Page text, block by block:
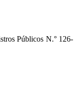
Públicos N.° 126-